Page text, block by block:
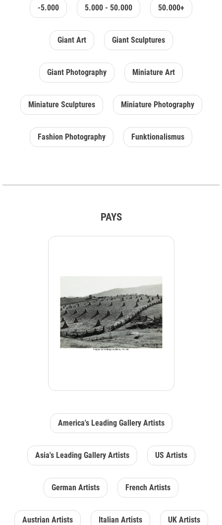
-5.000 5.000 - 50.000 50.000+
Giant Art Giant Sculptures
Giant Photography Miniature Art
Miniature Sculptures Miniature Photography
Fashion Photography Funktionalismus
PAYS
America's Leading Gallery Artists
Asia's Leading Gallery Artists US Artists
German Artists French Artists
Austrian Artists Italian Artists UK Artists